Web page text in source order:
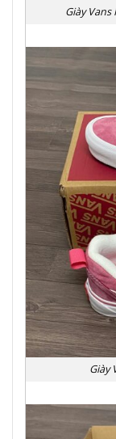
Giày
Giày